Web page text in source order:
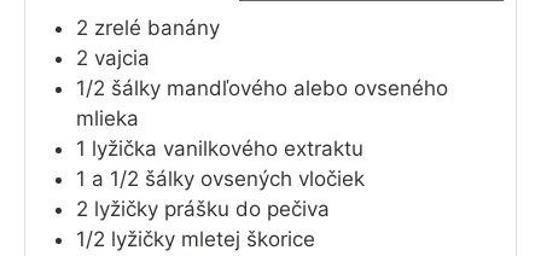
2 zrelé banány
2 vajcia
1/2 šálky mandľového alebo ovseného
mlieka
1 lyžička vanilkového extraktu
1 a 1/2 šálky ovsených vločiek
2 lyžičky prášku do pečiva
1/2 lyžičky mletej škorice